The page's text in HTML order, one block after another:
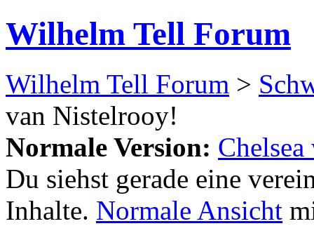
Wilhelm Tell Forum
Wilhelm Tell Forum >
van Nistelrooy!
Normale Version:
Du siehst gerade eine
Inhalte. Normale Ansicht